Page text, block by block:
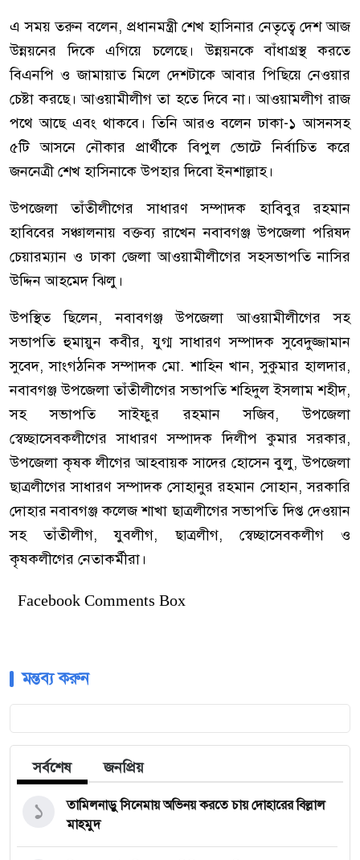
এ সময় তরুন বলেন, প্রধানমন্ত্রী শেখ হাসিনার নেতৃত্বে দেশ আজ
উন্নয়নের দিকে এগিয়ে চলেছে। উন্নয়নকে বাঁধাগ্রস্থ করতে
বিএনপি ও জামায়াত মিলে দেশটাকে আবার পিছিয়ে নেওয়ার
চেষ্টা করছে। আওয়ামীলীগ তা হতে দিবে না। আওয়ামলীগ রাজ
পথে আছে এবং থাকবে। তিনি আরও বলেন ঢাকা-১ আসনসহ
৫টি আসনে নৌকার প্রার্থীকে বিপুল ভোটে নির্বাচিত করে
জননেত্রী শেখ হাসিনাকে উপহার দিবো ইনশাল্লাহ।
উপজেলা তাঁতীলীগের সাধারণ সম্পাদক হাবিবুর রহমান
হাবিবের সঞ্চালনায় বক্তব্য রাখেন নবাবগঞ্জ উপজেলা পরিষদ
চেয়ারম্যান ও ঢাকা জেলা আওয়ামীলীগের সহসভাপতি নাসির
উদ্দিন আহমেদ ঝিলু।
উপস্থিত ছিলেন, নবাবগঞ্জ উপজেলা আওয়ামীলীগের সহ
সভাপতি হুমায়ুন কবীর, যুগ্ম সাধারণ সম্পাদক সুবেদুজ্জামান
সুবেদ, সাংগঠনিক সম্পাদক মো. শাহিন খান, সুকুমার হালদার,
নবাবগঞ্জ উপজেলা তাঁতীলীগের সভাপতি শহিদুল ইসলাম শহীদ,
সহ সভাপতি সাইফুর রহমান সজিব, উপজেলা
স্বেচ্ছাসেবকলীগের সাধারণ সম্পাদক দিলীপ কুমার সরকার,
উপজেলা কৃষক লীগের আহবায়ক সাদের হোসেন বুলু, উপজেলা
ছাত্রলীগের সাধারণ সম্পাদক সোহানুর রহমান সোহান, সরকারি
দোহার নবাবগঞ্জ কলেজ শাখা ছাত্রলীগের সভাপতি দিপ্ত দেওয়ান
সহ তাঁতীলীগ, যুবলীগ, ছাত্রলীগ, স্বেচ্ছাসেবকলীগ ও
কৃষকলীগের নেতাকর্মীরা।
Facebook Comments Box
মন্তব্য করুন
সর্বশেষ জনপ্রিয়
তামিলনাড়ু সিনেমায় অভিনয় করতে চায় দোহারের বিল্লাল
মাহমুদ
১